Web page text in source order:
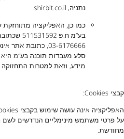
נתניה, shirbit.co.il
.
כמו כן, האפליקציה
03-6176666, כתובת אתר אינטרנט:
סלע מעבדות תוכנה בע”מ
מידע, וזאת למטרות התחזוקה
קבצי Cookies:
על פרטי משתמש מינימליים הנדרשים
מחודשת.